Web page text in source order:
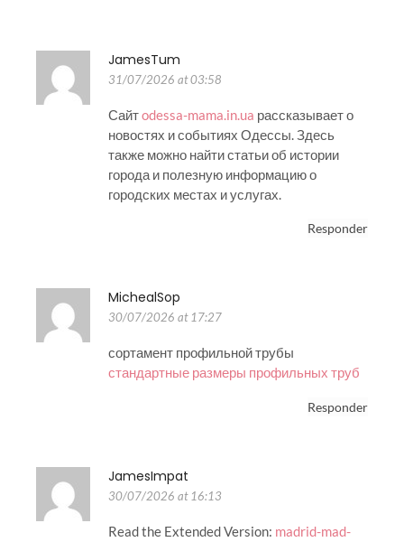
JamesTum
31/07/2026 at 03:58
Сайтodessa-mama.in.ua рассказывает о
новостях и событиях Одессы. Здесь
также можно найти статьи об истории
города и полезную информацию о
городских местах и услугах.
Responder
MichealSop
30/07/2026 at 17:27
сортамент профильной трубы
стандартные размеры профильных труб
Responder
JamesImpat
30/07/2026 at 16:13
Read the Extended Version: madrid-mad-